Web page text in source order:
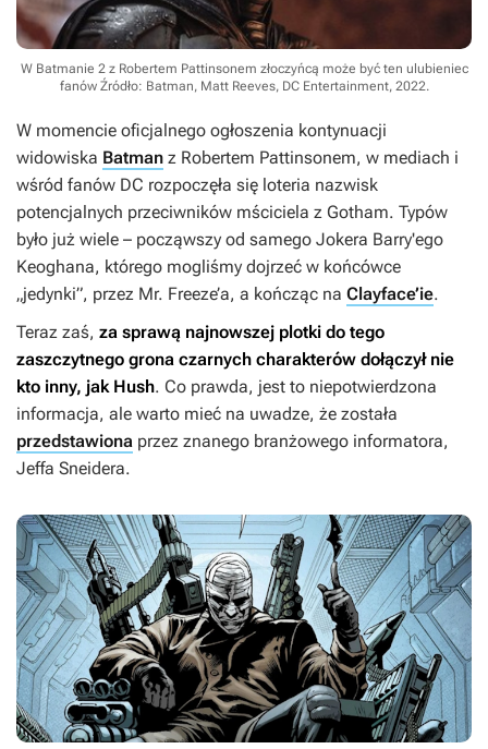
W Batmanie 2 z Robertem Pattinsonem złoczyńcą może być ten ulubieniec
fanów Źródło: Batman, Matt Reeves, DC Entertainment, 2022.
W momencie oficjalnego ogłoszenia kontynuacji
widowiska Batman z Robertem Pattinsonem, w mediach i
wśród fanów DC rozpoczęła się loteria nazwisk
potencjalnych przeciwników mściciela z Gotham. Typów
było już wiele – począwszy od samego Jokera Barry'ego
Keoghana, którego mogliśmy dojrzeć w końcówce
„jedynki”, przez Mr. Freeze’a, a kończąc na Clayface’ie.
Teraz zaś, za sprawą najnowszej plotki do tego
zaszczytnego grona czarnych charakterów dołączył nie
kto inny, jak Hush. Co prawda, jest to niepotwierdzona
informacja, ale warto mieć na uwadze, że została
przedstawiona przez znanego branżowego informatora,
Jeffa Sneidera.